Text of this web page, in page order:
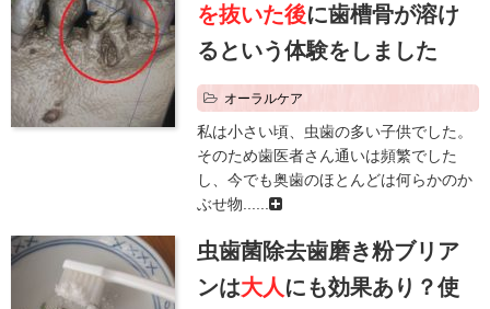
を抜いた後に歯槽骨が溶け
るという体験をしました
オーラルケア
私は小さい頃、虫歯の多い子供でした。
そのため歯医者さん通いは頻繁でした
し、今でも奥歯のほとんどは何らかのか
ぶせ物......
虫歯菌除去歯磨き粉ブリア
ンは大人 にも効果あり？使